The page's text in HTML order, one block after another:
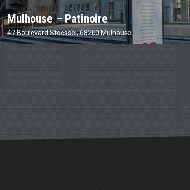
Mulhouse – Patinoire
47 Boulevard Stoessel, 68200 Mulhouse